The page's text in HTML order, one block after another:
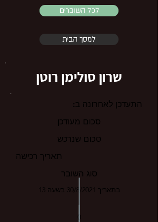
לכל השוברים
למסך הבית
שרון סולימן רוטן
התעדכן לאחרונה ב:
סכום מעודכן
סכום שנרכש
תאריך רכישה
סוג השובר
בתאריך 30/8/2021 בשעה 13
0